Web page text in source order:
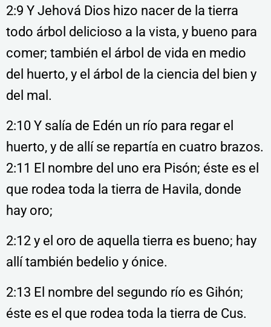
2:9 Y Jehová Dios hizo nacer de la tierra
todo árbol delicioso a la vista, y bueno para
comer; también el árbol de vida en medio
del huerto, y el árbol de la ciencia del bien y
del mal.
2:10 Y salía de Edén un río para regar el
huerto, y de allí se repartía en cuatro brazos.
2:11 El nombre del uno era Pisón; éste es el
que rodea toda la tierra de Havila, donde
hay oro;
2:12 y el oro de aquella tierra es bueno; hay
allí también bedelio y ónice.
2:13 El nombre del segundo río es Gihón;
éste es el que rodea toda la tierra de Cus.